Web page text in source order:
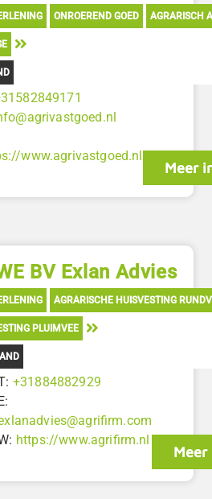
ONROEREND GOED AGRARISCH
www.agrivastgoed.nl
Meer
BV Exlan Advies
AGRARISCHE HUISVESTING
PLUIMVEE
+31884882929
https://www.agrifirm.nl